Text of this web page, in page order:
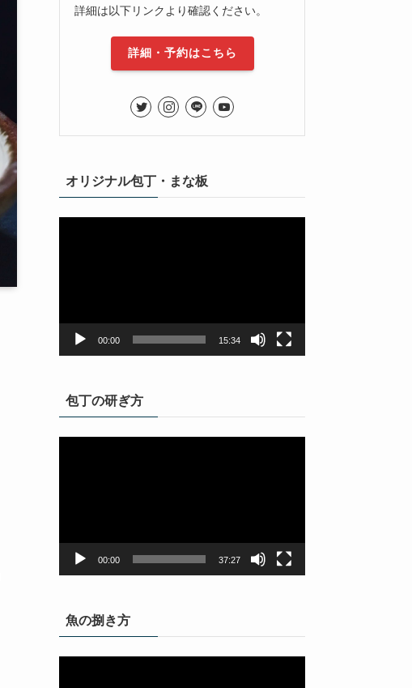
詳細は以下リンクより確認ください。
詳細・予約はこちら
オリジナル包丁・まな板
00:00 15:34
包丁の研ぎ方
00:00 37:27
魚の捌き方